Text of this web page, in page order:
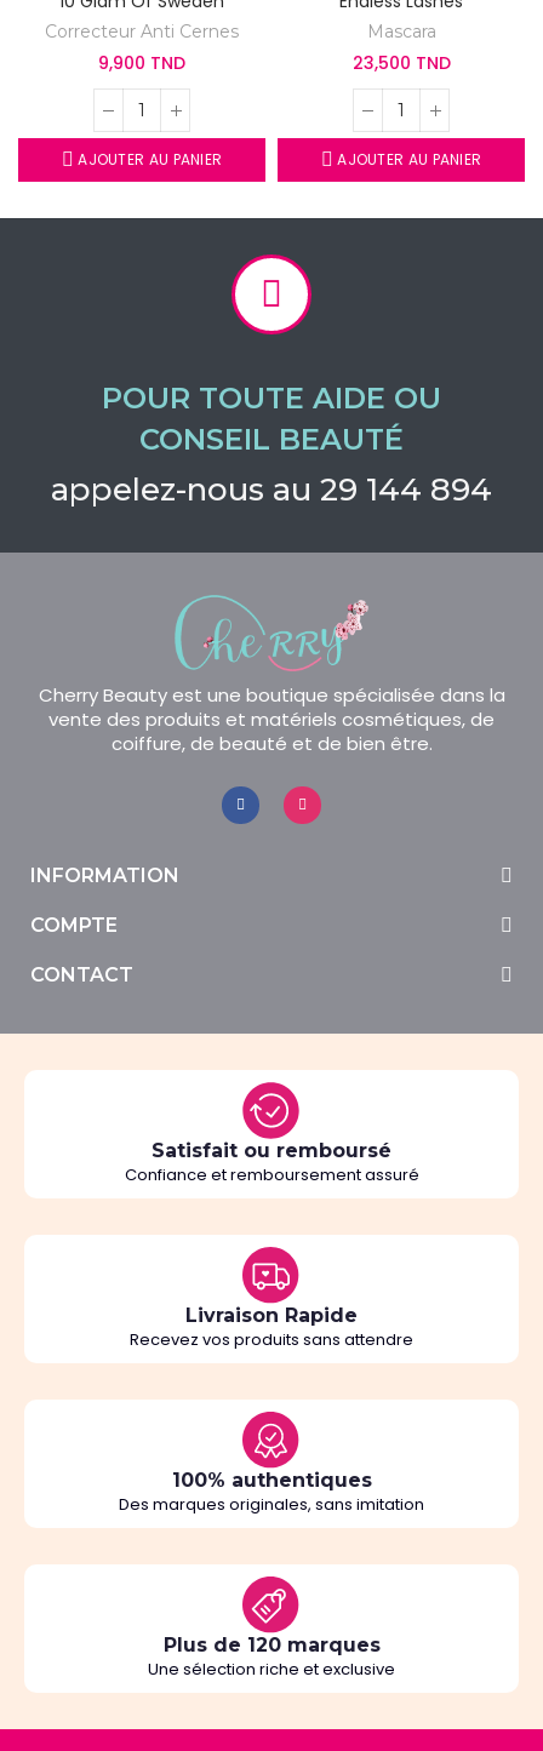
Correcteur Anti Cernes
9,900 TND
AJOUTER AU PANIER
Mascara
23,500 TND
AJOUTER AU PANIER
POUR TOUTE AIDE OU
CONSEIL BEAUTÉ
appelez-nous au 29 144 894
Cherry Beauty est une boutique spécialisée dans la
vente des produits et matériels cosmétiques, de
coiffure, de beauté et de bien être.
INFORMATION
COMPTE
CONTACT
Satisfait ou remboursé
Confiance et remboursement assuré
Livraison Rapide
Recevez vos produits sans attendre
100% authentiques
Des marques originales, sans imitation
Plus de 120 marques
Une sélection riche et exclusive